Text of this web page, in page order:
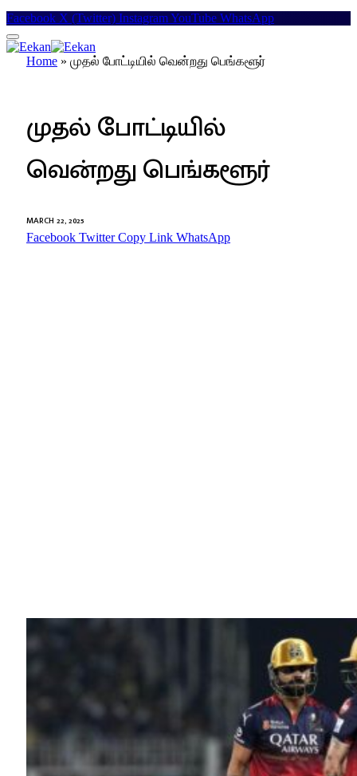
Facebook X (Twitter) InstagramYouTube WhatsApp
Home » முதல் போட்டியில் வென்றது பெங்களூர்
முதல் போட்டியில்
வென்றது பெங்களூர்
MARCH 22, 2025
Facebook Twitter Copy Link WhatsApp